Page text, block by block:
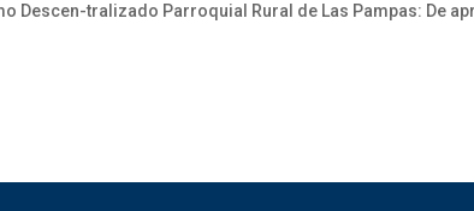
Descen-tralizado Parroquial Rural de Las Pampas: De